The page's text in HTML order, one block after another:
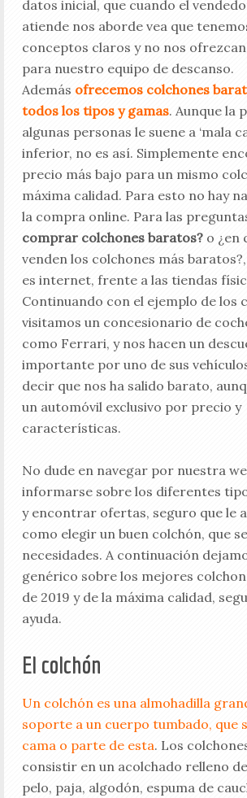
datos inicial, que cuando el
atiende nos aborde vea que
conceptos claros y no nos
para nuestro equipo de descanso.
Además ofrecemos colchones
todos los tipos y gamas. Aunque la
algunas personas le suene a ‘mala
inferior, no es así. Simplemente
precio más bajo para un mismo
máxima calidad. Para esto no hay
la compra online. Para las
comprar colchones baratos?o ¿en
venden los colchones más
es internet, frente a las tiendas
Continuando con el ejemplo de los
visitamos un concesionario de
como Ferrari, y nos hacen un
importante por uno de sus
decir que nos ha salido barato,
un automóvil exclusivo por precio y
características.
No dude en navegar por nuestra
informarse sobre los diferentes
y encontrar ofertas, seguro que le
como elegir un buen colchón, que
necesidades. A continuación
genérico sobre los mejores
de 2019 y de la máxima calidad,
ayuda.
El colchón
Un colchón es una almohadilla
soporte a un cuerpo tumbado, que
cama o parte de esta. Los
consistir en un acolchado relleno
pelo, paja, algodón, espuma de